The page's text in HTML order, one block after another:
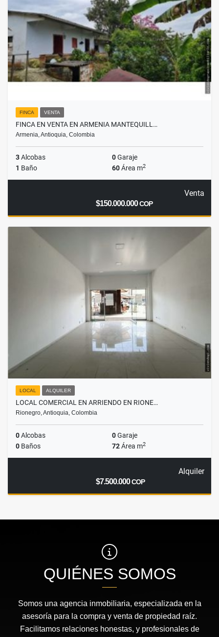
FINCA VENTA
FINCA EN VENTA EN ARMENIA MANTEQUILL…
Armenia, Antioquia, Colombia
3Alcobas 0Garaje
1 Baño 60Área m2
Venta
$150.000.000COP
LOCAL ALQUILER
LOCAL COMERCIAL EN ARRIENDO EN RIONE…
Rionegro, Antioquia, Colombia
0Alcobas 0Garaje
0 Baños 72Área m2
Alquiler
$7.500.000COP
QUIÉNES SOMOS
Somos una agencia inmobiliaria, especializada en la
asesoría para la compra y venta de propiedad raíz.
Facilitamos relaciones honestas, y profesionales de